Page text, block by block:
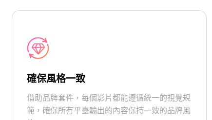
確保風格一致
借助品牌套件，每個影片都能遵循統一的視覺規
範，確保所有平臺輸出的內容保持一致的品牌風